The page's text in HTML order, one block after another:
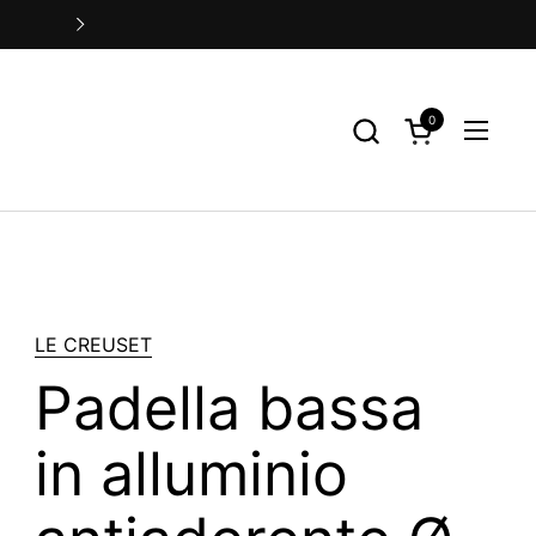
Successivo
Apri carrello
0
Apri
LE CREUSET
Padella bassa
in alluminio